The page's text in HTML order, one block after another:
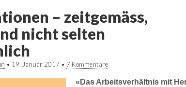
– zeitgemäss,
nicht selten
• 19. Januar 2017 • 7 Kommentare
«Das Arbeitsverhältnis mit